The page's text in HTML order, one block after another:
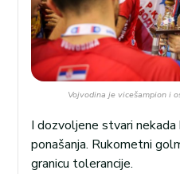
Vojvodina je vicešampion i
I dozvoljene stvari
ponašanja. Rukometni
granicu tolerancije.